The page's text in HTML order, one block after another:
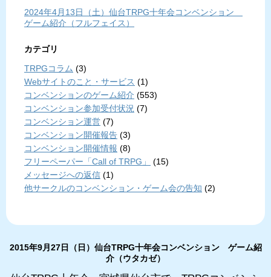
2024年4月13日（土）仙台TRPG十年会コンベンション
ゲーム紹介（フルフェイス）
カテゴリ
TRPGコラム (3)
Webサイトのこと・サービス (1)
コンベンションのゲーム紹介 (553)
コンベンション参加受付状況 (7)
コンベンション運営 (7)
コンベンション開催報告 (3)
コンベンション開催情報 (8)
フリーペーパー「Call of TRPG」
(15)
メッセージへの返信 (1)
他サークルのコンベンション・ゲーム会の告知 (2)
2015年9月27日（日）仙台TRPG十年会コンベンション ゲーム紹
介（ウタカゼ）